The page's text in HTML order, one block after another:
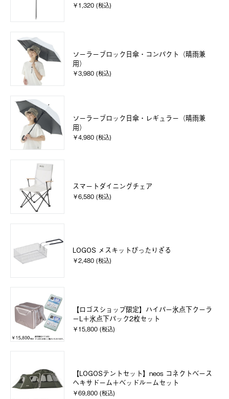
￥1,320 (税込)
ソーラーブロック日傘・コンパクト（晴雨兼
用）
￥3,980 (税込)
ソーラーブロック日傘・レギュラー（晴雨兼
用）
￥4,980 (税込)
スマートダイニングチェア
￥6,580 (税込)
LOGOS メスキットぴったりざる
￥2,480 (税込)
【ロゴスショップ限定】ハイパー氷点下クーラ
ーL＋氷点下パック2枚セット
￥15,800 (税込)
【LOGOSテントセット】neos コネクトベース
ヘキサドーム＋ベッドルームセット
￥69,800 (税込)